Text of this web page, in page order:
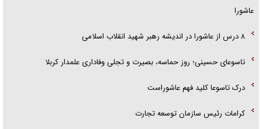
عاشورا
۸ درس از عاشورا در اندیشه رهبر شهید انقلاب اسلامی
تاسوعای حسینی؛ روز حماسه، بصیرت و تجلی وفاداری علمدار کربلا
درک تاسوعا کلید فهم عاشوراست
کرامات رئیس سازمان توسعه تجارت